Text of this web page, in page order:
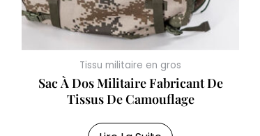
Tissu militaire en gros
Sac À Dos Militaire Fabricant De
Tissus De Camouflage